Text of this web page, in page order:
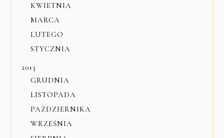
KWIETNIA
MARCA
LUTEGO
STYCZNIA
2013
GRUDNIA
LISTOPADA
PAŹDZIERNIKA
WRZEŚNIA